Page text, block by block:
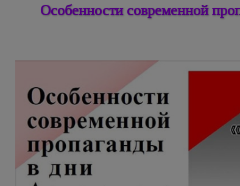
Особенности современной